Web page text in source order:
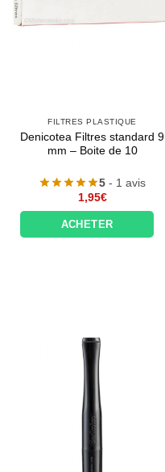
FILTRES PLASTIQUE
Denicotea Filtres standard 9
mm – Boite de 10
5 - 1 avis
1,95€
ACHETER